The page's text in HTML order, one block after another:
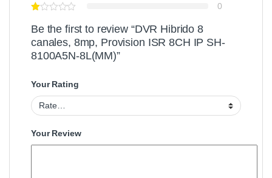
0
Be the first to review “DVR Hibrido 8
canales, 8mp, Provision ISR 8CH IP SH-
8100A5N-8L(MM)”
Your Rating
Your Review